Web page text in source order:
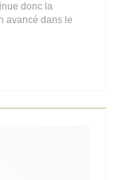
donc la
avancé dans le